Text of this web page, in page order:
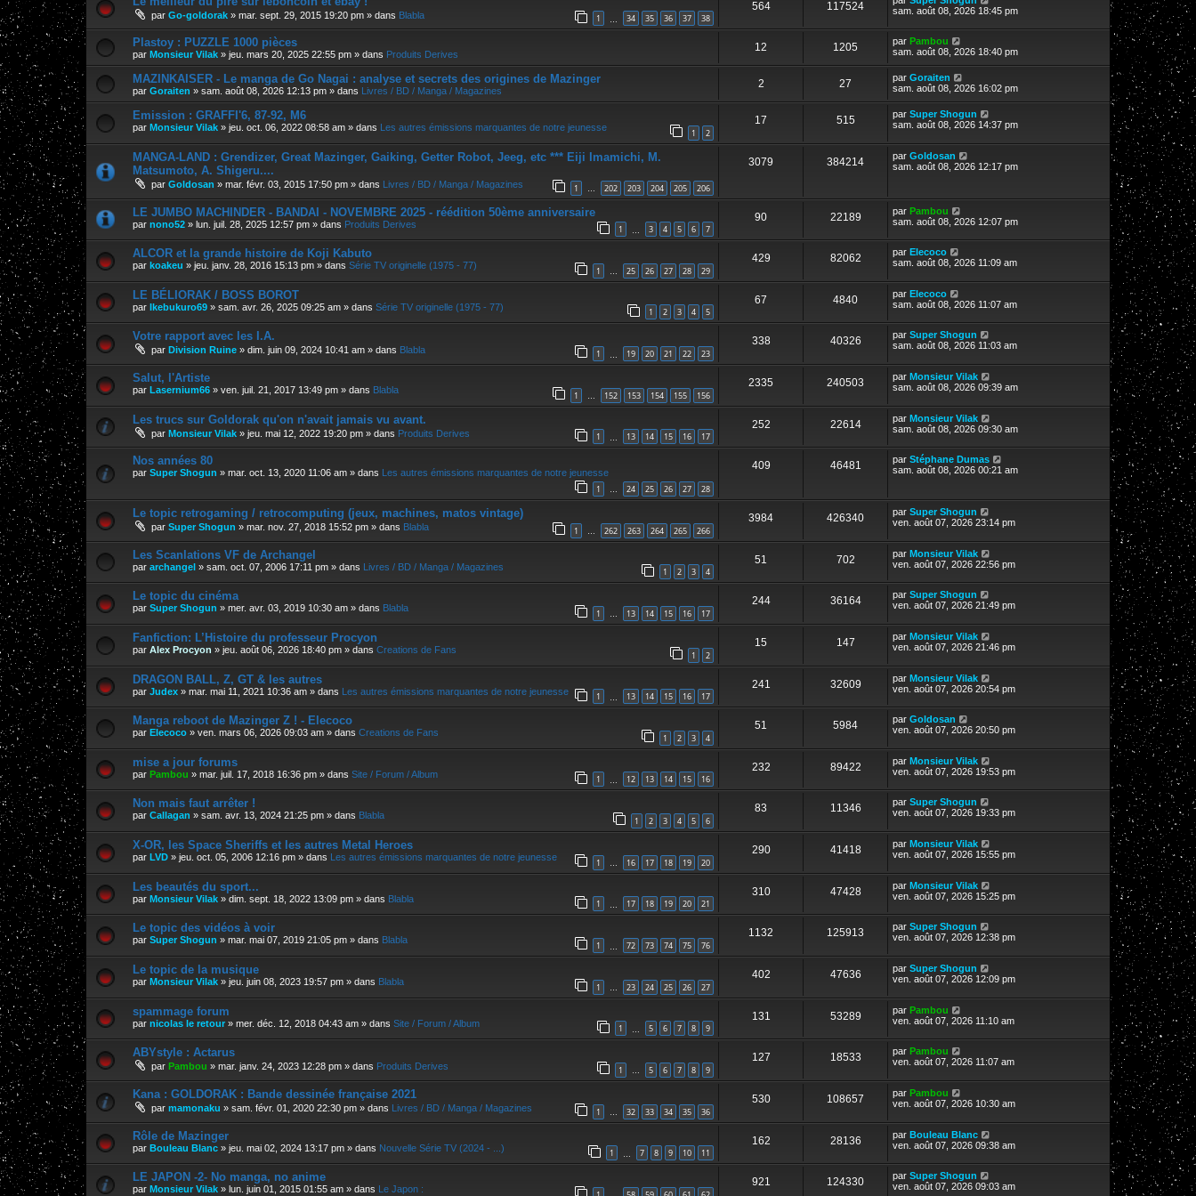
par Go-goldorak » mar. sept. 29, 2015 19:20 pm » dans Blabla 1 34 35 36 37 38
564 117524
sam. août 08, 2026 18:45 pm
Plastoy : PUZZLE 1000 pièces
par Monsieur Vilak » jeu. mars 20, 2025 22:55 pm » dans Produits Derives
12 1205 par Pambou
sam. août 08, 2026 18:40 pm
MAZINKAISER - Le manga de Go Nagai : analyse et secrets des origines de Mazinger
par Goraiten » sam. août 08, 2026 12:13 pm » dans Livres / BD / Manga / Magazines
2 27 par Goraiten
sam. août 08, 2026 16:02 pm
Emission : GRAFFI'6, 87-92, M6
par Monsieur Vilak » jeu. oct. 06, 2022 08:58 am » dans Les autres émissions marquantes de notre jeunesse 1 2
17 515 par Super Shogun
sam. août 08, 2026 14:37 pm
MANGA-LAND : Grendizer, Great Mazinger, Gaiking, Getter Robot, Jeeg, etc *** Eiji Imamichi, M.
Matsumoto, A. Shigeru....
par Goldosan » mar. févr. 03, 2015 17:50 pm » dans Livres / BD / Manga / Magazines 1 202 203 204 205 206
3079 384214 par Goldosan
sam. août 08, 2026 12:17 pm
LE JUMBO MACHINDER - BANDAI - NOVEMBRE 2025 - réédition 50ème anniversaire
par nono52 » lun. juil. 28, 2025 12:57 pm » dans Produits Derives 1 3 4 5 6 7
90 22189 par Pambou
sam. août 08, 2026 12:07 pm
ALCOR et la grande histoire de Koji Kabuto
par koakeu » jeu. janv. 28, 2016 15:13 pm » dans Série TV originelle (1975 - 77) 1 … 25 26 27 28 29
429 82062 par Elecoco
sam. août 08, 2026 11:09 am
LE BÉLIORAK / BOSS BOROT
par Ikebukuro69 » sam. avr. 26, 2025 09:25 am » dans Série TV originelle (1975 - 77) 1 2 3 4 5
67 4840 par Elecoco
sam. août 08, 2026 11:07 am
Votre rapport avec les I.A.
par Division Ruine » dim. juin 09, 2024 10:41 am » dans Blabla 1 19 20 21 22 23
338 40326 par Super Shogun
sam. août 08, 2026 11:03 am
Salut, l'Artiste
par Lasernium66 » ven. juil. 21, 2017 13:49 pm » dans Blabla 1 … 152 153 154 155 156
2335 240503 par Monsieur Vilak
sam. août 08, 2026 09:39 am
Les trucs sur Goldorak qu'on n'avait jamais vu avant.
par Monsieur Vilak » jeu. mai 12, 2022 19:20 pm » dans Produits Derives 1 13 14 15 16 17
252 22614 par Monsieur Vilak
sam. août 08, 2026 09:30 am
Nos années 80
par Super Shogun » mar. oct. 13, 2020 11:06 am » dans Les autres émissions marquantes de notre jeunesse
1 … 24 25 26 27 28
409 46481 par Stéphane Dumas
sam. août 08, 2026 00:21 am
Le topic retrogaming / retrocomputing (jeux, machines, matos vintage)
par Super Shogun » mar. nov. 27, 2018 15:52 pm » dans Blabla 1 … 262 263 264 265 266
3984 426340 par Super Shogun
ven. août 07, 2026 23:14 pm
Les Scanlations VF de Archangel
par archangel » sam. oct. 07, 2006 17:11 pm » dans Livres / BD / Manga / Magazines 1 2 3 4
51 702 par Monsieur Vilak
ven. août 07, 2026 22:56 pm
Le topic du cinéma
par Super Shogun » mer. avr. 03, 2019 10:30 am » dans Blabla 1 … 13 14 15 16 17
244 36164 par Super Shogun
ven. août 07, 2026 21:49 pm
Fanfiction: L’Histoire du professeur Procyon
par Alex Procyon » jeu. août 06, 2026 18:40 pm » dans Creations de Fans 1 2
15 147 par Monsieur Vilak
ven. août 07, 2026 21:46 pm
DRAGON BALL, Z, GT & les autres
par Judex » mar. mai 11, 2021 10:36 am » dans Les autres émissions marquantes de notre jeunesse 1 13 14 15 16 17
241 32609 par Monsieur Vilak
ven. août 07, 2026 20:54 pm
Manga reboot de Mazinger Z ! - Elecoco
par Elecoco » ven. mars 06, 2026 09:03 am » dans Creations de Fans 1 2 3 4
51 5984 par Goldosan
ven. août 07, 2026 20:50 pm
mise a jour forums
par Pambou » mar. juil. 17, 2018 16:36 pm » dans Site / Forum / Album 1 12 13 14 15 16
232 89422 par Monsieur Vilak
ven. août 07, 2026 19:53 pm
Non mais faut arrêter !
par Callagan » sam. avr. 13, 2024 21:25 pm » dans Blabla 1 2 3 4 5 6
83 11346 par Super Shogun
ven. août 07, 2026 19:33 pm
X-OR, les Space Sheriffs et les autres Metal Heroes
par LVD » jeu. oct. 05, 2006 12:16 pm » dans Les autres émissions marquantes de notre jeunesse 1 … 16 17 18 19 20
290 41418 par Monsieur Vilak
ven. août 07, 2026 15:55 pm
Les beautés du sport...
par Monsieur Vilak » dim. sept. 18, 2022 13:09 pm » dans Blabla 1 17 18 19 20 21
310 47428 par Monsieur Vilak
ven. août 07, 2026 15:25 pm
Le topic des vidéos à voir
par Super Shogun » mar. mai 07, 2019 21:05 pm » dans Blabla 1 72 73 74 75 76
1132 125913 par Super Shogun
ven. août 07, 2026 12:38 pm
Le topic de la musique
par Monsieur Vilak » jeu. juin 08, 2023 19:57 pm » dans Blabla 1 … 23 24 25 26 27
402 47636 par Super Shogun
ven. août 07, 2026 12:09 pm
spammage forum
par nicolas le retour » mer. déc. 12, 2018 04:43 am » dans Site / Forum / Album 1 5 6 7 8 9
131 53289 par Pambou
ven. août 07, 2026 11:10 am
ABYstyle : Actarus
par Pambou » mar. janv. 24, 2023 12:28 pm » dans Produits Derives 1 … 5 6 7 8 9
127 18533 par Pambou
ven. août 07, 2026 11:07 am
Kana : GOLDORAK : Bande dessinée française 2021
par mamonaku » sam. févr. 01, 2020 22:30 pm » dans Livres / BD / Manga / Magazines 1 … 32 33 34 35 36
530 108657 par Pambou
ven. août 07, 2026 10:30 am
Rôle de Mazinger
par Bouleau Blanc » jeu. mai 02, 2024 13:17 pm » dans Nouvelle Série TV (2024 - ...) 1 7 8 9 10 11
162 28136 par Bouleau Blanc
ven. août 07, 2026 09:38 am
LE JAPON -2- No manga, no anime
par Monsieur Vilak » lun. juin 01, 2015 01:55 am » dans Le Japon :
921 124330 par Super Shogun
ven. août 07, 2026 09:03 am